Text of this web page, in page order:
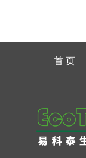
首 页